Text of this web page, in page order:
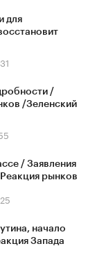
для
/
/Зеленский
/ Заявления
рынков
начало
Запада